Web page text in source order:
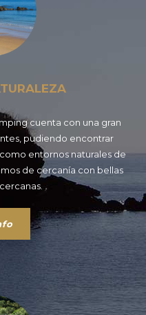
cuenta con una gran
pudiendo encontrar
entornos naturales de
de cercanía con bellas